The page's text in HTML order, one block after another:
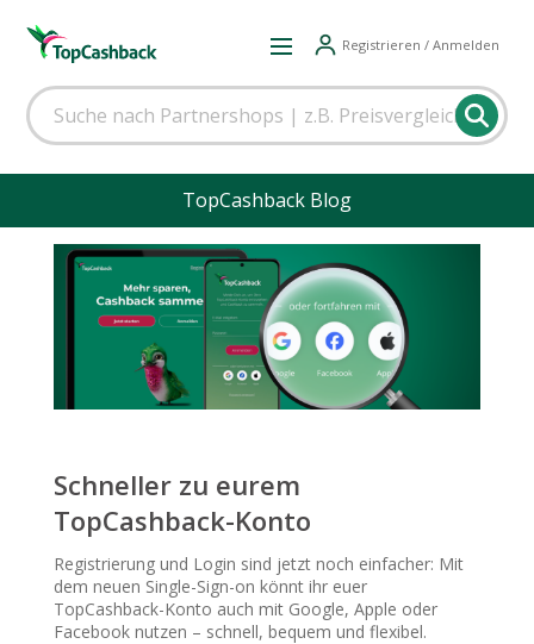
Registrieren / Anmelden
TopCashback Blog
Schneller zu eurem
TopCashback-Konto
Registrierung und Login sind jetzt noch einfacher: Mit
dem neuen Single-Sign-on könnt ihr euer
TopCashback-Konto auch mit Google, Apple oder
Facebook nutzen – schnell, bequem und flexibel.